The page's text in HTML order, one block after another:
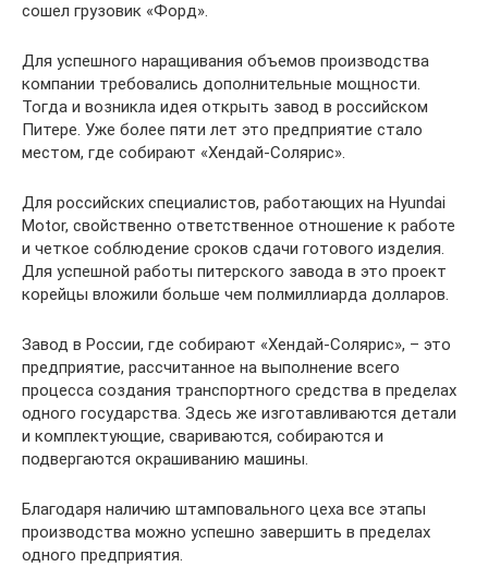
сошел грузовик «Форд».
Для успешного наращивания объемов производства
компании требовались дополнительные мощности.
Тогда и возникла идея открыть завод в российском
Питере. Уже более пяти лет это предприятие стало
местом, где собирают «Хендай-Солярис».
Для российских специалистов, работающих на Hyundai
Motor, свойственно ответственное отношение к работе
и четкое соблюдение сроков сдачи готового изделия.
Для успешной работы питерского завода в это проект
корейцы вложили больше чем полмиллиарда долларов.
Завод в России, где собирают «Хендай-Солярис», – это
предприятие, рассчитанное на выполнение всего
процесса создания транспортного средства в пределах
одного государства. Здесь же изготавливаются детали
и комплектующие, свариваются, собираются и
подвергаются окрашиванию машины.
Благодаря наличию штамповального цеха все этапы
производства можно успешно завершить в пределах
одного предприятия.